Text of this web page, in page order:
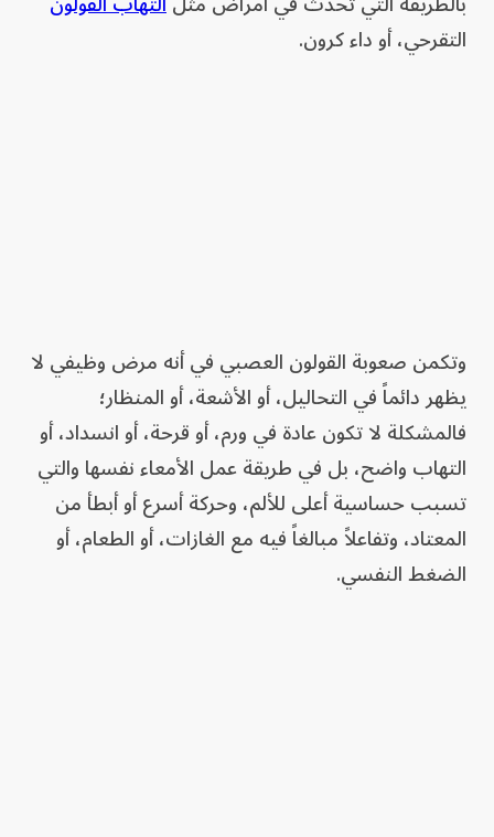
التقرحي، أو داء كرون.
وتكمن صعوبة القولون العصبي في أنه مرض وظيفي لا
يظهر دائماً في التحاليل، أو الأشعة، أو المنظار؛
فالمشكلة لا تكون عادة في ورم، أو قرحة، أو انسداد، أو
التهاب واضح، بل في طريقة عمل الأمعاء نفسها والتي
تسبب حساسية أعلى للألم، وحركة أسرع أو أبطأ من
المعتاد، وتفاعلاً مبالغاً فيه مع الغازات، أو الطعام، أو
الضغط النفسي.